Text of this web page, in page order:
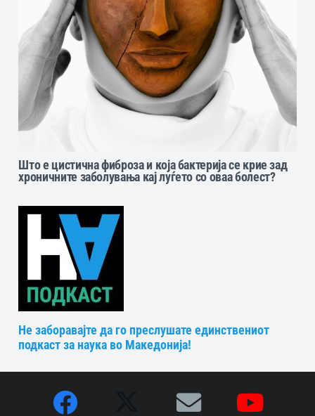
Што е цистична фиброза и која бактерија се крие зад
хроничните заболувања кај луѓето со оваа болест?
Не заборавајте да го преслушате единствениот
подкаст за наука во Македонија!